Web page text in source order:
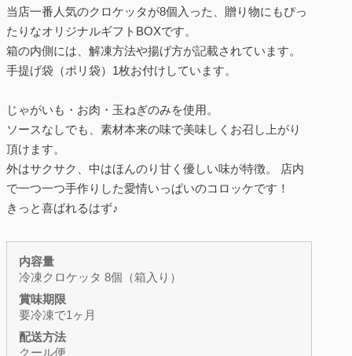
当店一番人気のクロケッタが8個入った、贈り物にもぴっ
たりなオリジナルギフトBOXです。
箱の内側には、解凍方法や揚げ方が記載されています。
手提げ袋（ポリ袋）1枚お付けしています。
じゃがいも・お肉・玉ねぎのみを使用。
ソースなしでも、素材本来の味で美味しくお召し上がり
頂けます。
外はサクサク、中はほんのり甘く優しい味が特徴。 店内
で一つ一つ手作りした愛情いっぱいのコロッケです！
きっと喜ばれるはず♪
内容量
冷凍クロケッタ 8個（箱入り）
賞味期限
要冷凍で1ヶ月
配送方法
クール便